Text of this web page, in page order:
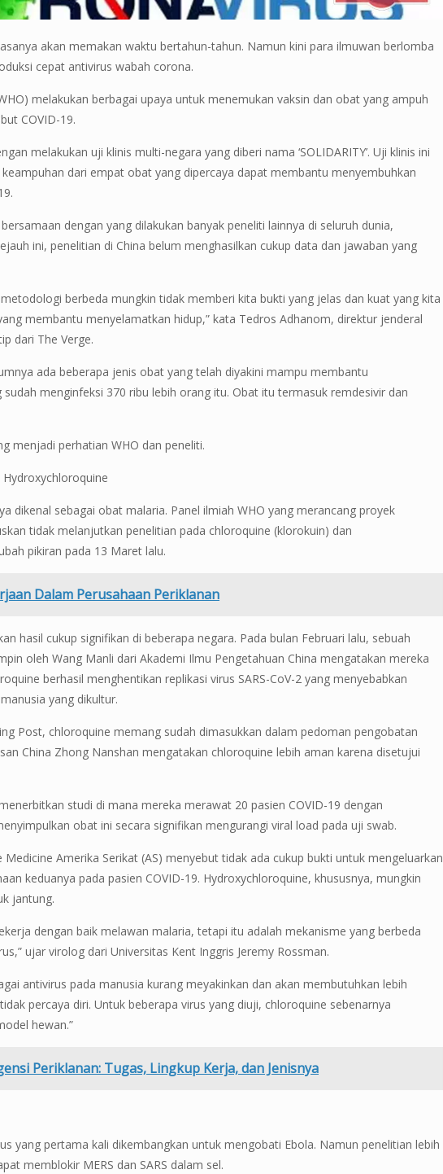
akan memakan waktu bertahun-tahun. Namun kini para ilmuwan berlomba
cepat antivirus wabah corona.
melakukan berbagai upaya untuk menemukan vaksin dan obat yang ampuh
COVID-19.
melakukan uji klinis multi-negara yang diberi nama ‘SOLIDARITY’. Uji klinis ini
dari empat obat yang dipercaya dapat membantu menyembuhkan
dengan yang dilakukan banyak peneliti lainnya di seluruh dunia,
ini, penelitian di China belum menghasilkan cukup data dan jawaban yang
berbeda mungkin tidak memberi kita bukti yang jelas dan kuat yang kita
membantu menyelamatkan hidup,” kata Tedros Adhanom, direktur jenderal
dari The Verge.
ada beberapa jenis obat yang telah diyakini mampu membantu
menginfeksi 370 ribu lebih orang itu. Obat itu termasuk remdesivir dan
menjadi perhatian WHO dan peneliti.
dikenal sebagai obat malaria. Panel ilmiah WHO yang merancang proyek
tidak melanjutkan penelitian pada chloroquine (klorokuin) dan
pikiran pada 13 Maret lalu.
Dalam Perusahaan Periklanan
hasil cukup signifikan di beberapa negara. Pada bulan Februari lalu, sebuah
oleh Wang Manli dari Akademi Ilmu Pengetahuan China mengatakan mereka
berhasil menghentikan replikasi virus SARS-CoV-2 yang menyebabkan
yang dikultur.
Post, chloroquine memang sudah dimasukkan dalam pedoman pengobatan
China Zhong Nanshan mengatakan chloroquine lebih aman karena disetujui
studi di mana mereka merawat 20 pasien COVID-19 dengan
obat ini secara signifikan mengurangi viral load pada uji swab.
Amerika Serikat (AS) menyebut tidak ada cukup bukti untuk mengeluarkan
keduanya pada pasien COVID-19. Hydroxychloroquine, khususnya, mungkin
jantung.
dengan baik melawan malaria, tetapi itu adalah mekanisme yang berbeda
ujar virolog dari Universitas Kent Inggris Jeremy Rossman.
antivirus pada manusia kurang meyakinkan dan akan membutuhkan lebih
percaya diri. Untuk beberapa virus yang diuji, chloroquine sebenarnya
hewan.”
Periklanan: Tugas, Lingkup Kerja, dan Jenisnya
yang pertama kali dikembangkan untuk mengobati Ebola. Namun penelitian lebih
memblokir MERS dan SARS dalam sel.